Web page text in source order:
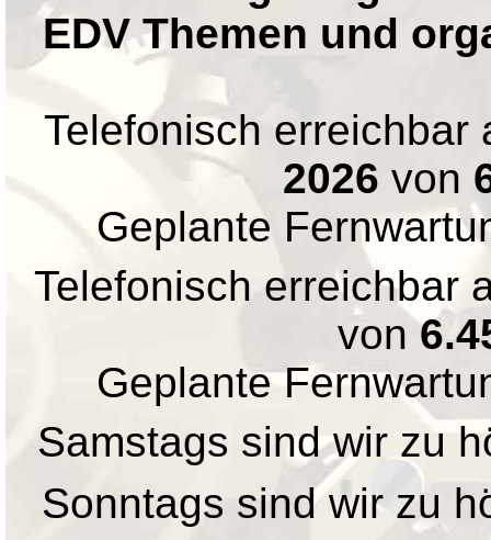
EDV Themen und
Telefonisch
2026 von
Geplante
Telefonisch erreichbar
von
Geplante
Samstags sind wir zu
Sonntags sind wir zu